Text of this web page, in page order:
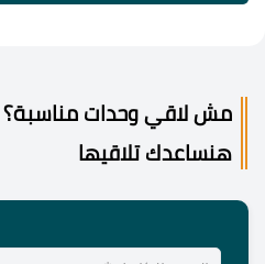
مش لاقي وحدات مناسبة؟
هنساعدك تلاقيها